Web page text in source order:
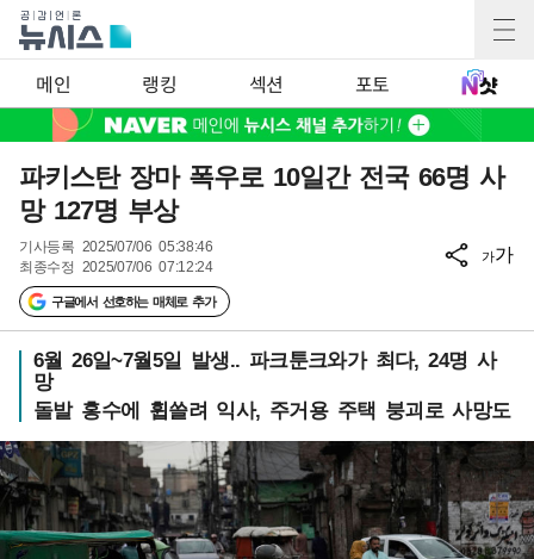
메인 랭킹 섹션 포토
파키스탄 장마 폭우로 10일간 전국 66명 사
망 127명 부상
기사등록 2025/07/06 05:38:46
최종수정 2025/07/06 07:12:24
구글에서 선호하는 매체로 추가
가가
6월 26일~7월5일 발생.. 파크툰크와가 최다, 24명 사
망
돌발 홍수에 휩쓸려 익사, 주거용 주택 붕괴로 사망도